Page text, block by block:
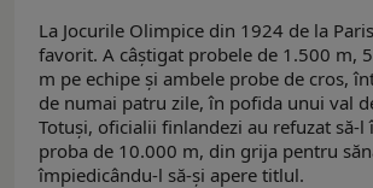
La Jocurile Olimpice din 1924 de la
favorit. A câştigat probele de 1.500 m,
m pe echipe și ambele probe de cros,
de numai patru zile, în pofida unui val
Totuși, oficialii finlandezi au refuzat să-l
proba de 10.000 m, din grija pentru
împiedicându-l să-și apere titlul.